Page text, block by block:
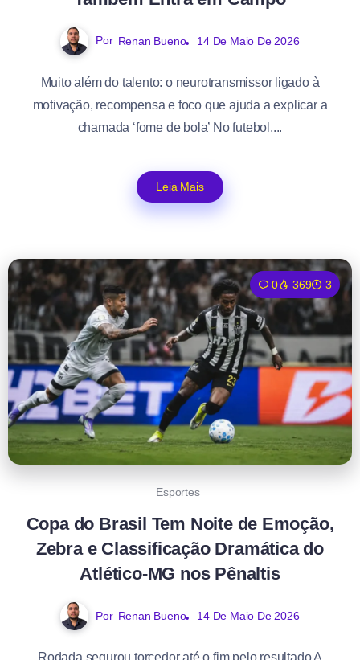
Por Renan Bueno 14 De Maio De 2026
Muito além do talento: o neurotransmissor ligado à
motivação, recompensa e foco que ajuda a explicar a
chamada ‘fome de bola’ No futebol,...
Leia Mais
0 369 3
Esportes
Copa do Brasil Tem Noite de Emoção,
Zebra e Classificação Dramática do
Atlético-MG nos Pênaltis
Por Renan Bueno 14 De Maio De 2026